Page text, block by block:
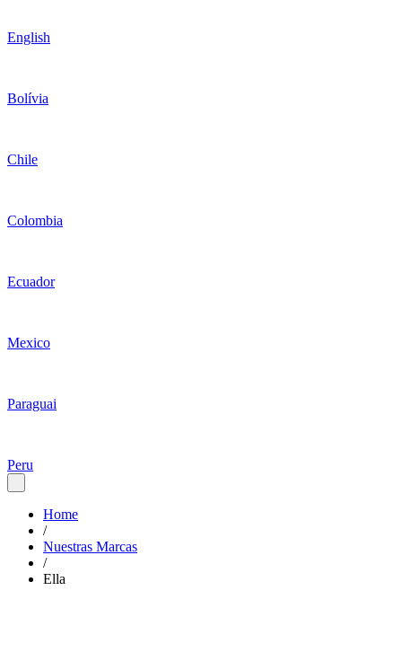
English
Bolívia
Chile
Colombia
Ecuador
Mexico
Paraguai
Peru
Home
/
Nuestras Marcas
/
Ella